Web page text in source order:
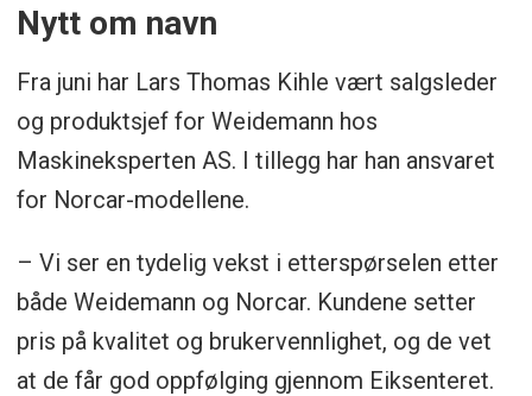
Nytt om navn
Fra juni har Lars Thomas Kihle vært salgsleder
og produktsjef for Weidemann hos
Maskineksperten AS. I tillegg har han ansvaret
for Norcar-modellene.
– Vi ser en tydelig vekst i etterspørselen etter
både Weidemann og Norcar. Kundene setter
pris på kvalitet og brukervennlighet, og de vet
at de får god oppfølging gjennom Eiksenteret.